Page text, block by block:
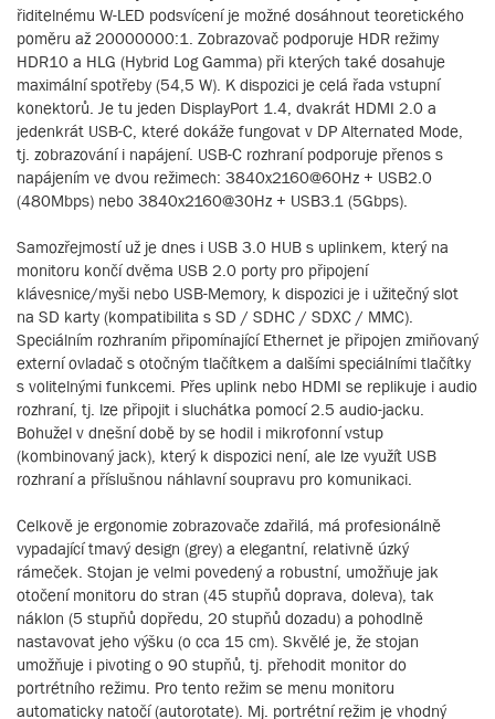
řiditelnému W-LED podsvícení je možné dosáhnout teoretického
poměru až 20000000:1. Zobrazovač podporuje HDR režimy
HDR10 a HLG (Hybrid Log Gamma) při kterých také dosahuje
maximální spotřeby (54,5 W). K dispozici je celá řada vstupní
konektorů. Je tu jeden DisplayPort 1.4, dvakrát HDMI 2.0 a
jedenkrát USB-C, které dokáže fungovat v DP Alternated Mode,
tj. zobrazování i napájení. USB-C rozhraní podporuje přenos s
napájením ve dvou režimech: 3840x2160@60Hz + USB2.0
(480Mbps) nebo 3840x2160@30Hz + USB3.1 (5Gbps).
Samozřejmostí už je dnes i USB 3.0 HUB s uplinkem, který na
monitoru končí dvěma USB 2.0 porty pro připojení
klávesnice/myši nebo USB-Memory, k dispozici je i užitečný slot
na SD karty (kompatibilita s SD / SDHC / SDXC / MMC).
Speciálním rozhraním připomínající Ethernet je připojen zmiňovaný
externí ovladač s otočným tlačítkem a dalšími speciálními tlačítky
s volitelnými funkcemi. Přes uplink nebo HDMI se replikuje i audio
rozhraní, tj. lze připojit i sluchátka pomocí 2.5 audio-jacku.
Bohužel v dnešní době by se hodil i mikrofonní vstup
(kombinovaný jack), který k dispozici není, ale lze využít USB
rozhraní a příslušnou náhlavní soupravu pro komunikaci.
Celkově je ergonomie zobrazovače zdařilá, má profesionálně
vypadající tmavý design (grey) a elegantní, relativně úzký
rámeček. Stojan je velmi povedený a robustní, umožňuje jak
otočení monitoru do stran (45 stupňů doprava, doleva), tak
náklon (5 stupňů dopředu, 20 stupňů dozadu) a pohodlně
nastavovat jeho výšku (o cca 15 cm). Skvělé je, že stojan
umožňuje i pivoting o 90 stupňů, tj. přehodit monitor do
portrétního režimu. Pro tento režim se menu monitoru
automaticky natočí (autorotate). Mj. portrétní režim je vhodný